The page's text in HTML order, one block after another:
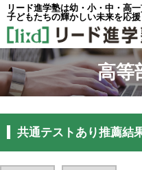
リード進学塾は幼・小・中・高
子どもたちの輝かしい未来を応援
高等
共通テストあり推薦結